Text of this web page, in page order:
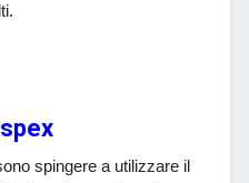
spingere a utilizzare il